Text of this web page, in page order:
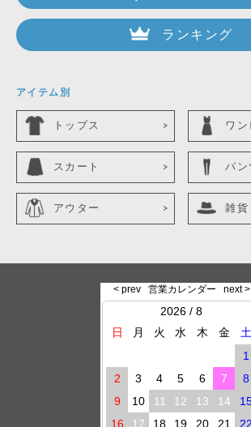
ランキング
アイテム別
トップス ワン
スカート パン
アウター 雑貨